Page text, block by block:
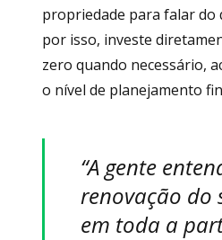
propriedade para falar do
por isso, investe
zero quando necessário,
o nível de planejamento
“A gente
renovação do
em toda a